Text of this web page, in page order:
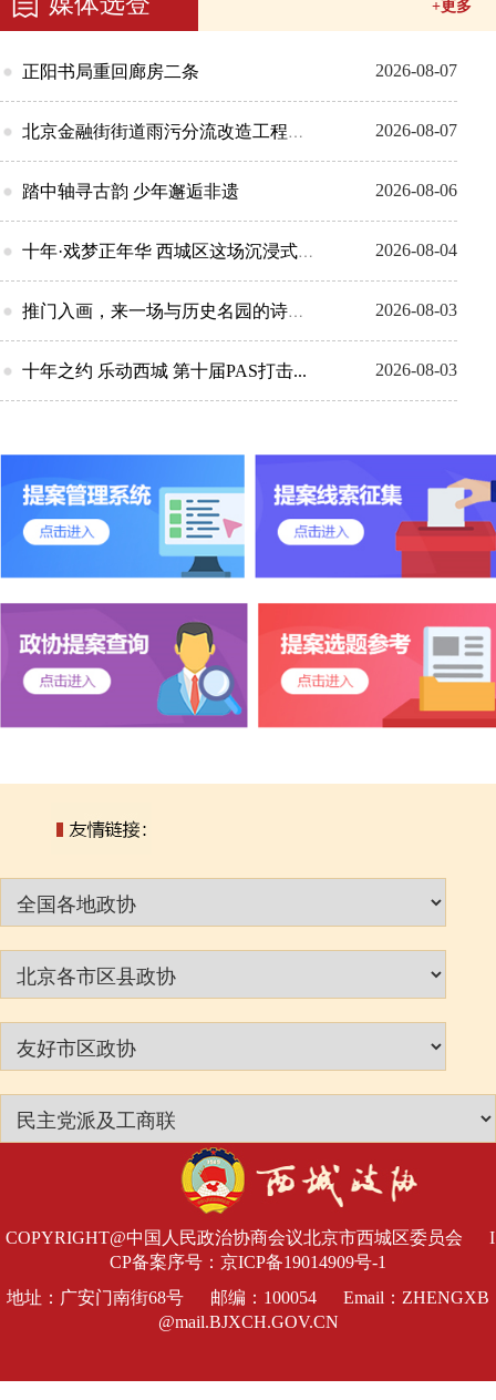
+更多
正阳书局重回廊房二条 2026-08-07
北京金融街街道雨污分流改造工程全面完... 2026-08-07
踏中轴寻古韵 少年邂逅非遗 2026-08-06
十年·戏梦正年华 西城区这场沉浸式大... 2026-08-04
推门入画，来一场与历史名园的诗意相遇 2026-08-03
十年之约 乐动西城 第十届PAS打击... 2026-08-03
COPYRIGHT@中国人民政治协商会议北京市西城区委员会
I
CP备案序号：京ICP备19014909号-1
地址：广安门南街68号 邮编：100054 Email：ZHENGXB
@mail.BJXCH.GOV.CN